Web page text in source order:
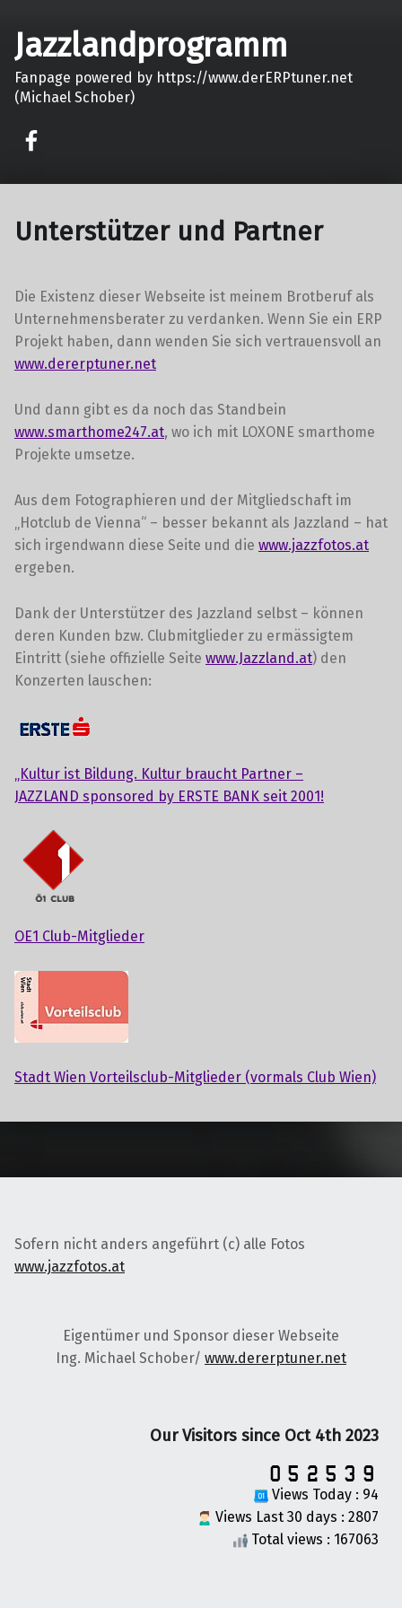
Jazzlandprogramm
Fanpage powered by https://www.derERPtuner.net
(Michael Schober)
Unterstützer und Partner
Die Existenz dieser Webseite ist meinem Brotberuf als
Unternehmensberater zu verdanken. Wenn Sie ein ERP
Projekt haben, dann wenden Sie sich vertrauensvoll an
www.dererptuner.net
Und dann gibt es da noch das Standbein
www.smarthome247.at, wo ich mit LOXONE smarthome
Projekte umsetze.
Aus dem Fotographieren und der Mitgliedschaft im
„Hotclub de Vienna“ – besser bekannt als Jazzland – hat
sich irgendwann diese Seite und die www.jazzfotos.at
ergeben.
Dank der Unterstützer des Jazzland selbst – können
deren Kunden bzw. Clubmitglieder zu ermässigtem
Eintritt (siehe offizielle Seite www.Jazzland.at) den
Konzerten lauschen:
„Kultur ist Bildung. Kultur braucht Partner –
JAZZLAND sponsored by ERSTE BANK seit 2001!
OE1 Club-Mitglieder
Stadt Wien Vorteilsclub-Mitglieder (vormals Club Wien)
Sofern nicht anders angeführt (c) alle Fotos
www.jazzfotos.at
Eigentümer und Sponsor dieser Webseite
Ing. Michael Schober/ www.dererptuner.net
Our Visitors since Oct 4th 2023
Views Today : 94
Views Last 30 days : 2807
Total views : 167063